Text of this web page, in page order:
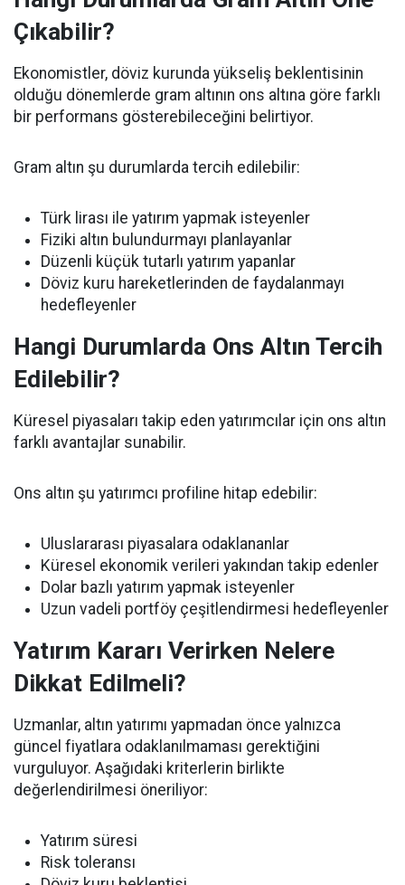
Çıkabilir?
Ekonomistler, döviz kurunda yükseliş beklentisinin
olduğu dönemlerde gram altının ons altına göre farklı
bir performans gösterebileceğini belirtiyor.
Gram altın şu durumlarda tercih edilebilir:
Türk lirası ile yatırım yapmak isteyenler
Fiziki altın bulundurmayı planlayanlar
Düzenli küçük tutarlı yatırım yapanlar
Döviz kuru hareketlerinden de faydalanmayı
hedefleyenler
Hangi Durumlarda Ons Altın Tercih
Edilebilir?
Küresel piyasaları takip eden yatırımcılar için ons altın
farklı avantajlar sunabilir.
Ons altın şu yatırımcı profiline hitap edebilir:
Uluslararası piyasalara odaklananlar
Küresel ekonomik verileri yakından takip edenler
Dolar bazlı yatırım yapmak isteyenler
Uzun vadeli portföy çeşitlendirmesi hedefleyenler
Yatırım Kararı Verirken Nelere
Dikkat Edilmeli?
Uzmanlar, altın yatırımı yapmadan önce yalnızca
güncel fiyatlara odaklanılmaması gerektiğini
vurguluyor. Aşağıdaki kriterlerin birlikte
değerlendirilmesi öneriliyor:
Yatırım süresi
Risk toleransı